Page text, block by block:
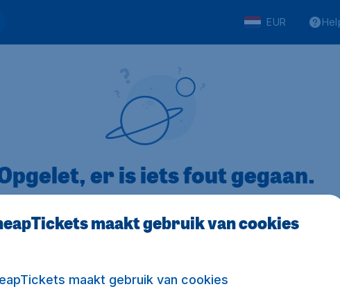
EUR
er is iets fout gegaan.
maakt gebruik van cookies
maakt gebruik van cookies